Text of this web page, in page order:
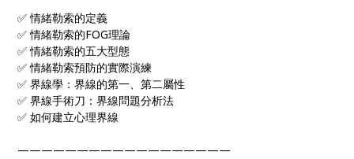
✅ 情緒勒索的定義
✅ 情緒勒索的FOG理論
✅ 情緒勒索的五大型態
✅ 情緒勒索預防的實際演練
✅ 界線學：界線的第一、第二屬性
✅ 界線手術刀：界線問題分析法
✅ 如何建立心理界線
——————————————————